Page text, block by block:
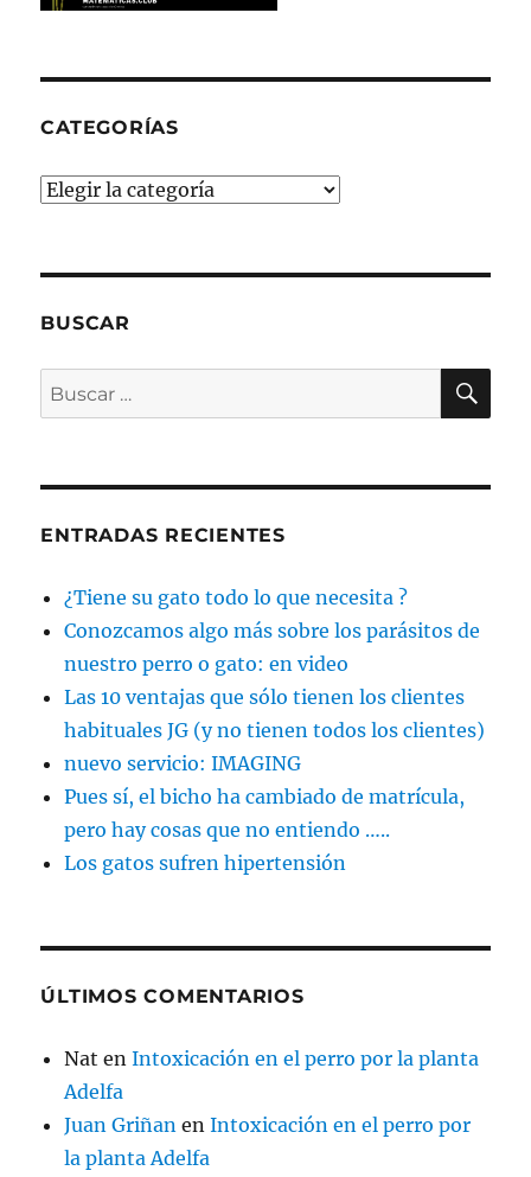
CATEGORÍAS
Categorías
BUSCAR
Buscar
por:
ENTRADAS RECIENTES
¿Tiene su gato todo lo que necesita ?
Conozcamos algo más sobre los parásitos de
nuestro perro o gato: en video
Las 10 ventajas que sólo tienen los clientes
habituales JG (y no tienen todos los clientes)
nuevo servicio: IMAGING
Pues sí, el bicho ha cambiado de matrícula,
pero hay cosas que no entiendo …..
Los gatos sufren hipertensión
ÚLTIMOS COMENTARIOS
Nat enIntoxicación en el perro por la planta
Adelfa
Juan Griñan enIntoxicación en el perro por
la planta Adelfa